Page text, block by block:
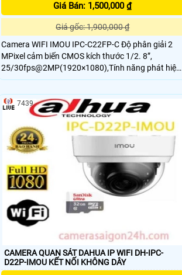
Giá Bán: 1,500,000 ₫
Giá gốc: 1,900,000 ₫
Camera WIFI IMOU IPC-C22FP-C Độ phân giải 2
MPixel cảm biến CMOS kích thước 1/2. 8”,
25/30fps@2MP(1920×1080),Tính năng phát hiện
con người, phát hiện âm thanh bất thường, đàm
kính cố định 2. 8mm cho góc nhìn 97°(H), 52°(V),
114°(D), tích hợp míc với chuẩn âm thanh G. 711a
CAMERA QUAN SÁT DAHUA IP WIFI DH-IPC-
D22P-IMOU KẾT NỐI KHÔNG DÂY
7439